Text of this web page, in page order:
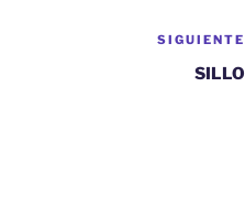
SIGUIENTE
SILLO